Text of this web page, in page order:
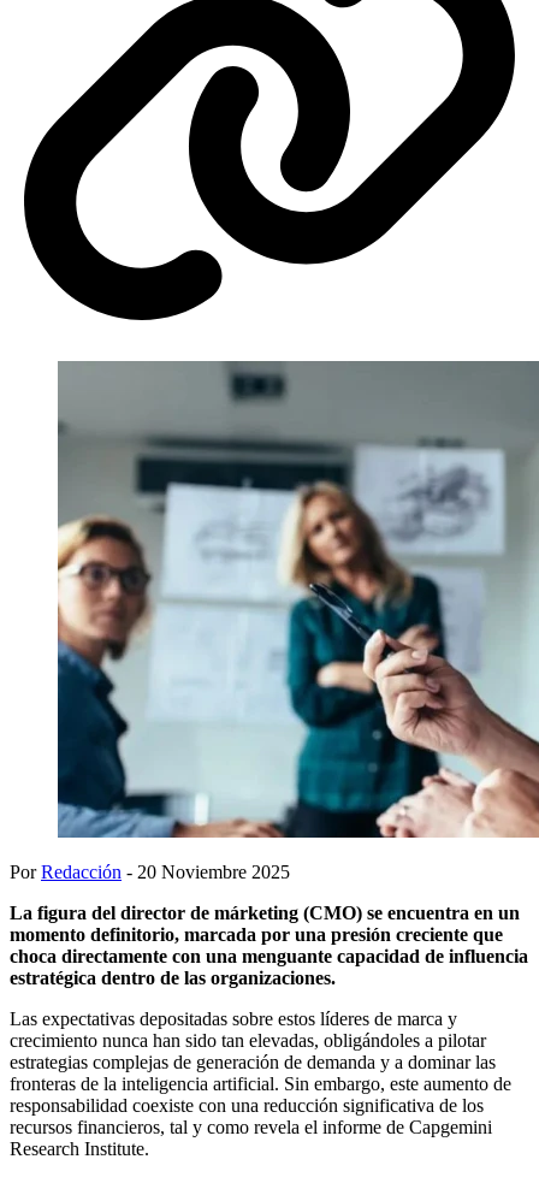
PorRedacción - 20 Noviembre 2025
La figura del director de márketing (CMO) se encuentra en un
momento definitorio, marcada por una presión creciente que
choca directamente con una menguante capacidad de influencia
estratégica dentro de las organizaciones.
Las expectativas depositadas sobre estos líderes de marca y
crecimiento nunca han sido tan elevadas, obligándoles a pilotar
estrategias complejas de generación de demanda y a dominar las
fronteras de la inteligencia artificial. Sin embargo, este aumento de
responsabilidad coexiste con una reducción significativa de los
recursos financieros, tal y como revela el informe de Capgemini
Research Institute.